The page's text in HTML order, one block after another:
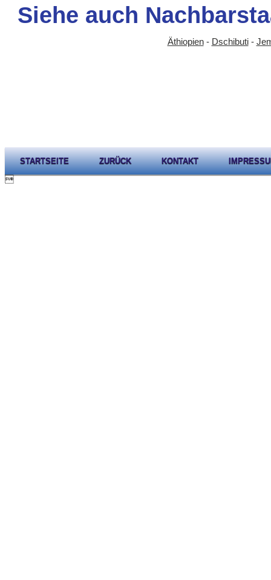
Siehe auch
Äthiopien- Dschibuti-
STARTSEITE ZURÜCK KONTAKT
